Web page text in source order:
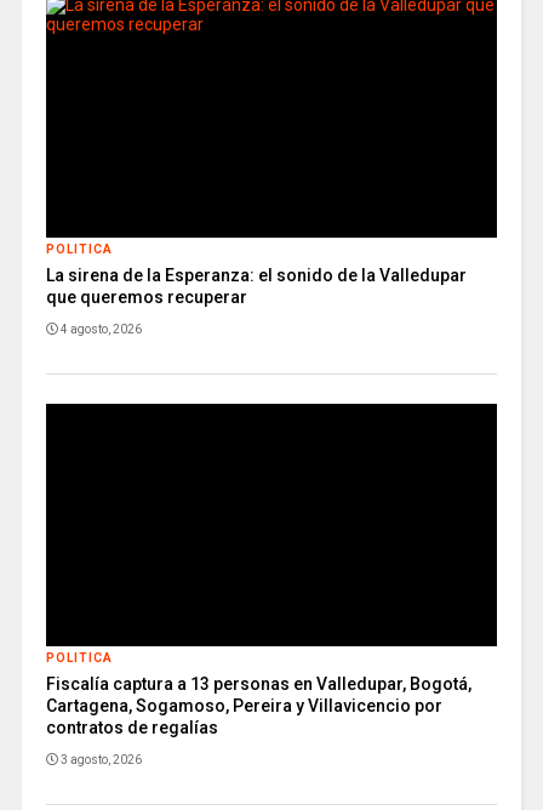
POLITICA
La sirena de la Esperanza: el sonido de la Valledupar
que queremos recuperar
4 agosto, 2026
POLITICA
Fiscalía captura a 13 personas en Valledupar, Bogotá,
Cartagena, Sogamoso, Pereira y Villavicencio por
contratos de regalías
3 agosto, 2026